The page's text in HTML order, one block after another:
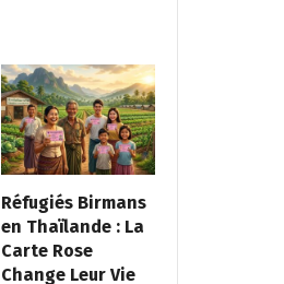
Réfugiés Birmans
en Thaïlande : La
Carte Rose
Change Leur Vie